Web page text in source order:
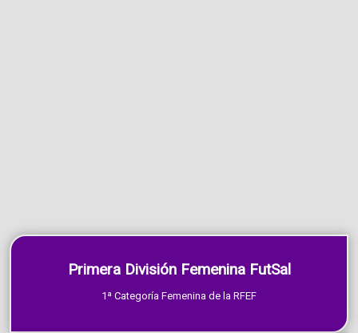
Primera División Femenina FutSal
1ª Categoría Femenina de la RFEF